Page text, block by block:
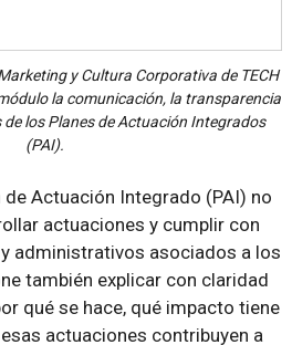
y Cultura Corporativa de TECH
la comunicación, la transparencia
los Planes de Actuación Integrados
(PAI).
de Actuación Integrado (PAI) no
actuaciones y cumplir con
administrativos asociados a los
también explicar con claridad
qué se hace, qué impacto tiene
actuaciones contribuyen a